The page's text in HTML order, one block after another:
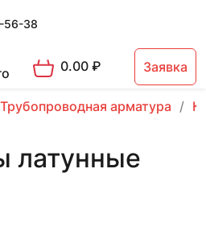
56-38
0.00₽ Заявка
Трубопроводная арматура
латунные